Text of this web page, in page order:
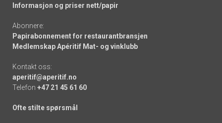
Informasjon og priser nett/papir
Abonnere:
Papirabonnement for restaurantbransjen
Medlemskap Apéritif Mat- og vinklubb
Kontakt oss:
aperitif@aperitif.no
Telefon +47 21 45 61 60
Ofte stilte spørsmål